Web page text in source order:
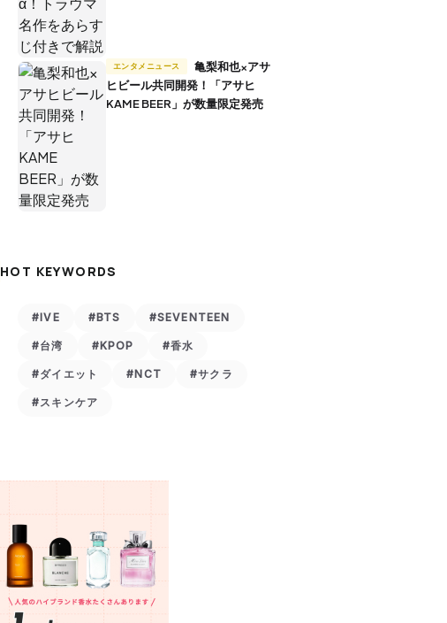
エンタメニュース
ヒビール共同開発！「アサヒ
KAME BEER」が数量限定発売
HOT KEYWORDS
#IVE #BTS #SEVENTEEN
#台湾 #KPOP #香水
#ダイエット #NCT #サクラ
#スキンケア